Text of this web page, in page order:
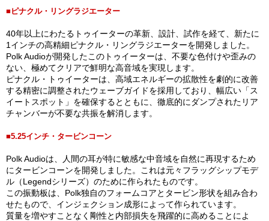
■ピナクル・リングラジエーター
40年以上にわたるトゥイーターの革新、設計、試作を経て、新たに
1インチの高精細ピナクル・リングラジエーターを開発しました。
Polk Audioが開発したこのトゥイーターは、不要な色付けや歪みの
ない、極めてクリアで鮮明な高音域を実現します。
ピナクル・トゥイーターは、高域エネルギーの拡散性を劇的に改善
する精密に調整されたウェーブガイドを採用しており、幅広い「ス
イートスポット」を確保するとともに、徹底的にダンプされたリア
チャンバーが不要な共振を解消します。
■5.25インチ・タービンコーン
Polk Audioは、人間の耳が特に敏感な中音域を自然に再現するため
にタービンコーンを開発しました。これは元々フラッグシップモデ
ル（Legendシリーズ）のために作られたものです。
この振動板は、Polk独自のフォームコアとタービン形状を組み合わ
せたもので、インジェクション成形によって作られています。
質量を増やすことなく剛性と内部損失を飛躍的に高めることによ